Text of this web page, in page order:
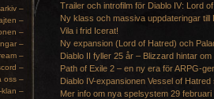
–
–
–
–
–
–
oss –
klan –
Trailer och introfilm för Diablo IV: Lord
Ny klass och massiva uppdateringar till
Vila i frid Icerat!
Ny expansion (Lord of Hatred) och
Diablo II fyller 25 år – Blizzard hintar om
Path of Exile 2 – en ny era för ARPG-
Diablo IV-expansionen Vessel of
Mer info om nya spelsystem 29 februari